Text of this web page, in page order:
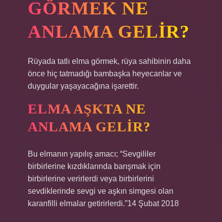
GÖRMEK NE
ANLAMA GELIR?
Rüyada tatlı elma görmek, rüya sahibinin daha
önce hiç tatmadığı bambaşka heyecanlar ve
duygular yaşayacağına işarettir.
ELMA AŞKTA NE
ANLAMA GELIR?
Bu elmanın yapılış amacı; “Sevgililer
birbirlerine kızdıklarında barışmak için
birbirlerine verirlerdi veya birbirlerini
sevdiklerinde sevgi ve aşkın simgesi olan
karanfilli elmalar getirirlerdi.”14 Şubat 2018